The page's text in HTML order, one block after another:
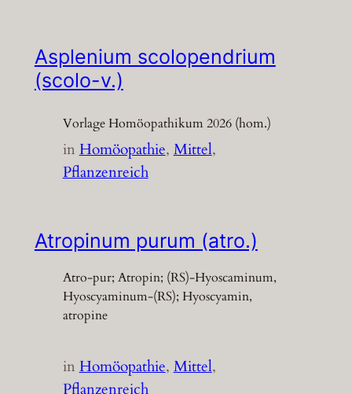
Asplenium scolopendrium
(scolo-v.)
Vorlage Homöopathikum 2026 (hom.)
inHomöopathie, Mittel
Pflanzenreich
Atropinum purum (atro.)
Atro-pur; Atropin; (RS)-Hyoscaminum,
Hyoscyaminum-(RS); Hyoscyamin,
atropine
inHomöopathie, Mittel
Pflanzenreich